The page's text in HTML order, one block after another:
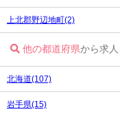
上北郡野辺地町(2)
他の都道府県から求
北海道(107)
岩手県(15)